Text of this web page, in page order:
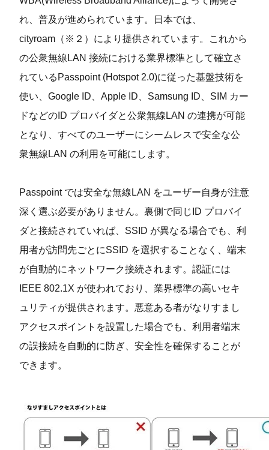
れ、普及が進められています。⽇本では、
cityroam（※２）により提供されています。これから
の公衆無線LAN 接続における業界標準として確⽴さ
れているPasspoint (Hotspot 2.0)に従った基盤技術を
使い、Google ID、Apple ID、Samsung ID、SIM カー
ドなどのID プロバイダと公衆無線LAN の連携が可能
となり、すべてのユーザーにシームレスで安全な公
衆無線LAN の利⽤を可能にします。
Passpoint では安全な無線LAN をユーザー⾃⾝が注意
深く選ぶ必要がありません。裏側で同じID プロバイ
ダと接続されていれば、SSID が異なる場合でも、利
⽤者が訪問先ごとにSSID を選択することなく、端末
が⾃動的にネットワーク接続されます。認証には
IEEE 802.1X が使われており、業界標準の⾼いセキ
ュリティが提供されます。悪意ある者がなりすまし
アクセスポイントを設置した場合でも、利⽤者端末
の誤接続を⾃動的に防ぎ、安全性を確保することが
できます。